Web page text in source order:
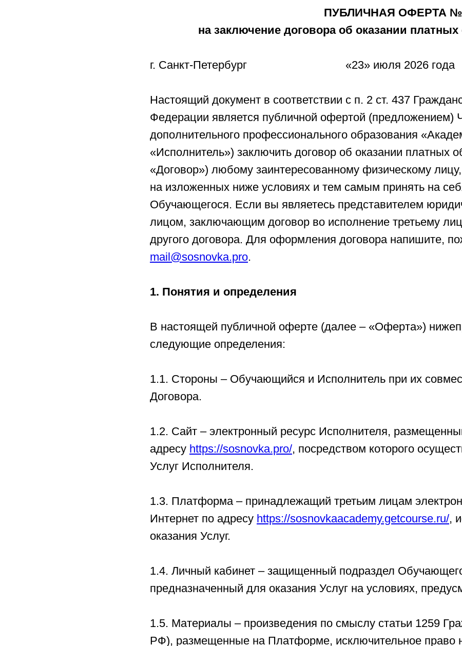
ПУБЛИЧНАЯ ОФЕРТА
на заключение договора об оказании
г. Санкт-Петербург «23» июля 2026 года
Настоящий документ в соответствии с п. 2 ст. 437
Федерации является публичной офертой (предложением)
дополнительного профессионального образования
«Исполнитель») заключить договор об оказании платных
«Договор») любому заинтересованному физическому
на изложенных ниже условиях и тем самым принять на
Обучающегося. Если вы являетесь представителем
лицом, заключающим договор во исполнение третьему
другого договора. Для оформления договора напишите,
mail@sosnovka.pro.
1. Понятия и определения
В настоящей публичной оферте (далее – «Оферта»)
следующие определения:
1.1. Стороны – Обучающийся и Исполнитель при их
Договора.
1.2. Сайт – электронный ресурс Исполнителя,
адресу https://sosnovka.pro/, посредством которого
Услуг Исполнителя.
1.3. Платформа – принадлежащий третьим лицам
Интернет по адресу https://sosnovkaacademy.getcourse.ru/,
оказания Услуг.
1.4. Личный кабинет – защищенный подраздел
предназначенный для оказания Услуг на условиях,
1.5. Материалы – произведения по смыслу статьи 1259
РФ), размещенные на Платформе, исключительное право